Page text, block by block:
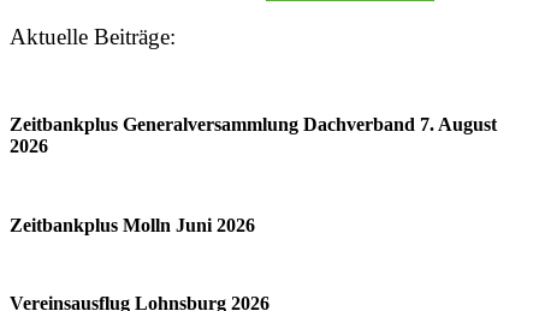
Aktuelle Beiträge:
Zeitbankplus Generalversammlung Dachverband 7. August
2026
Zeitbankplus Molln Juni 2026
Vereinsausflug Lohnsburg 2026